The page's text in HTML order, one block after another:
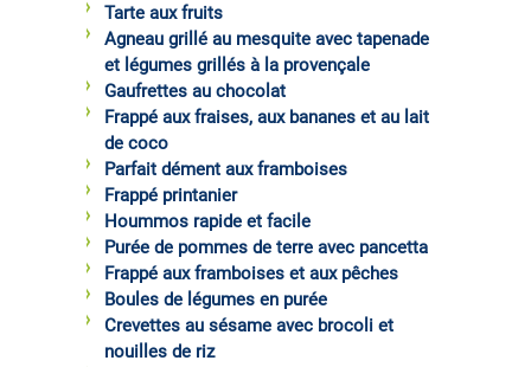
Tarte aux fruits
Agneau grillé au mesquite avec tapenade
et légumes grillés à la provençale
Gaufrettes au chocolat
Frappé aux fraises, aux bananes et au lait
de coco
Parfait dément aux framboises
Frappé printanier
Hoummos rapide et facile
Purée de pommes de terre avec pancetta
Frappé aux framboises et aux pêches
Boules de légumes en purée
Crevettes au sésame avec brocoli et
nouilles de riz